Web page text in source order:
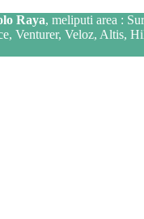
Raya, meliputi area :
Venturer, Veloz,